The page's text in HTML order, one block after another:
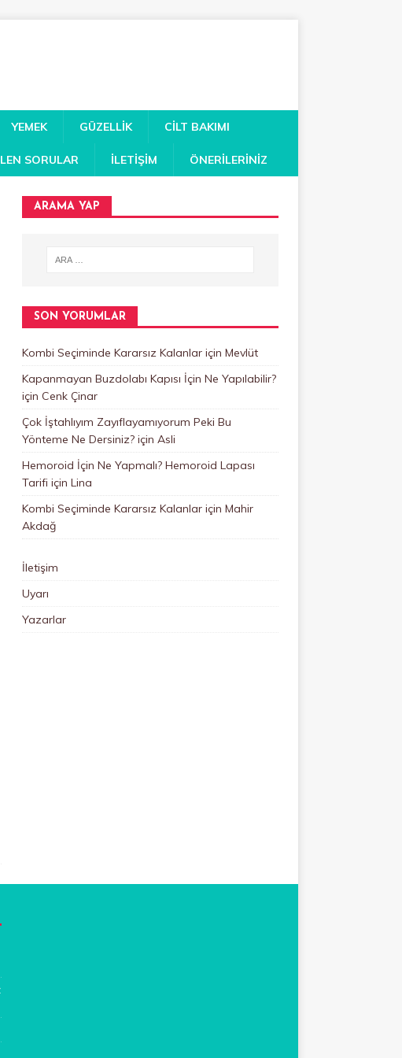
YEMEK GÜZELLIK CILT BAKIMI
SORULAR İLETIŞIM ÖNERILERINIZ
ARAMA YAP
SON YORUMLAR
Kombi Seçiminde Kararsız Kalanlariçin Mevlüt
Kapanmayan Buzdolabı Kapısı İçin Ne Yapılabilir?
için Cenk Çinar
Çok İştahlıyım Zayıflayamıyorum Peki Bu
Yönteme Ne Dersiniz?için Asli
Hemoroid İçin Ne Yapmalı? Hemoroid Lapası
Tarifi için Lina
Kombi Seçiminde Kararsız Kalanlariçin Mahir
Akdağ
İletişim
Uyarı
Yazarlar